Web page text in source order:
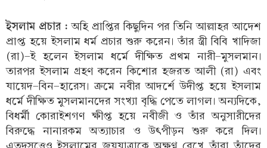
ইসলাম প্রচার : অহি প্রাপ্তির কিছুদিন পর তিনি আল্লাহর আদেশ
প্রাপ্ত হয়ে ইসলাম ধর্ম প্রচার শুরু করেন। তাঁর স্ত্রী বিবি খাদিজা
(রা)-ই হলেন ইসলাম ধর্মে দীক্ষিত প্রথম নারী-মুসলমান।
তারপর ইসলাম গ্রহণ করেন কিশোর হজরত আলী (রা) এবং
যায়েদ-বিন-হারেস। ক্রমে নবীর আদর্শে উদীপ্ত হয়ে ইসলাম
ধর্মে দীক্ষিত মুসলমানদের সংখ্যা বৃদ্ধি পেতে লাগল। অন্যদিকে,
বিধর্মী কোরাইশগণ ক্ষীপ্ত হয়ে নবীজী ও তাঁর অনুসারীদের
বিরুদ্ধে নানারকম অত্যাচার ও উৎপীড়ন শুরু করে দিল।